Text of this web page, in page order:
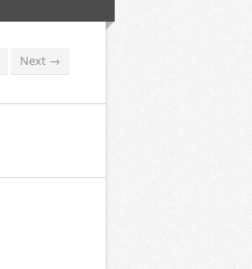
Next →